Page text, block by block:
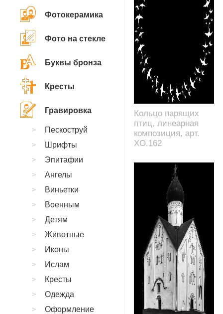
Кольцо парящих
птиц, линеарная
композиция, арт.
XO.162
Фотокерамика
Фото на стекле
Буквы бронза
Кресты
Гравировка
Пескоструй
Шрифты
Эпитафии
Ангелы
Виньетки
Военным
Детям
Животные
Иконы
Ислам
Кресты
Одежда
Оформление